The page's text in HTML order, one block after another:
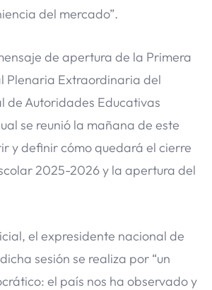
del mercado”.
de apertura de la Primera
Plenaria Extraordinaria del
de Autoridades Educativas
se reunió la mañana de este
y definir cómo quedará el cierre
2025-2026 y la apertura del
el expresidente nacional de
sesión se realiza por “un
el país nos ha observado y